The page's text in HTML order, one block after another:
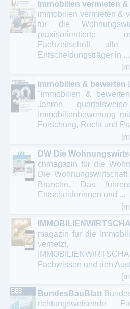
Immobilien vermieten
immobilien vermieten &
für die
praxisorientierte
Fachzeitschrift alle
Entscheidungsträger in ...
immobilien & bewerten
"immobilien &
Jahren
Immobilienbewertung
Forschung, Recht und
DW Die
chmagazin für die
Die
Branche. Das
Entscheiderinnen und ...
magazin für die
vernetzt,
Fachwissen und den
BundesBauBlatt
richtungsweisende